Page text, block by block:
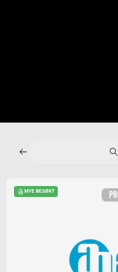
MYE BESØKT